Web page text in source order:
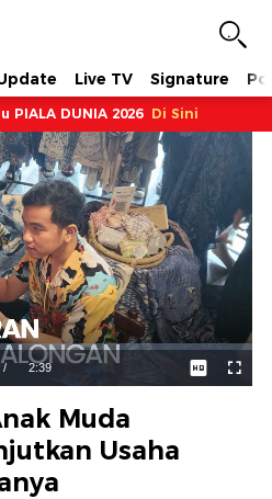
Live TV Signature
PIALA DUNIA 2026 Di Sini
/ Durasi
2:39
Muda
Usaha